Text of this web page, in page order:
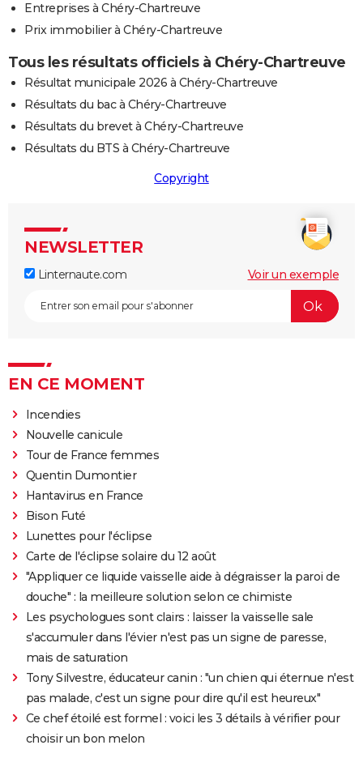
Entreprises à Chéry-Chartreuve
Prix immobilier à Chéry-Chartreuve
Tous les résultats officiels à Chéry-Chartreuve
Résultat municipale 2026 à Chéry-Chartreuve
Résultats du bac à Chéry-Chartreuve
Résultats du brevet à Chéry-Chartreuve
Résultats du BTS à Chéry-Chartreuve
Copyright
NEWSLETTER
Linternaute.com Voir un exemple
EN CE MOMENT
Incendies
Nouvelle canicule
Tour de France femmes
Quentin Dumontier
Hantavirus en France
Bison Futé
Lunettes pour l'éclipse
Carte de l'éclipse solaire du 12 août
"Appliquer ce liquide vaisselle aide à dégraisser la paroi de
douche" : la meilleure solution selon ce chimiste
Les psychologues sont clairs : laisser la vaisselle sale
s'accumuler dans l'évier n'est pas un signe de paresse,
mais de saturation
Tony Silvestre, éducateur canin : "un chien qui éternue n'est
pas malade, c'est un signe pour dire qu'il est heureux"
Ce chef étoilé est formel : voici les 3 détails à vérifier pour
choisir un bon melon